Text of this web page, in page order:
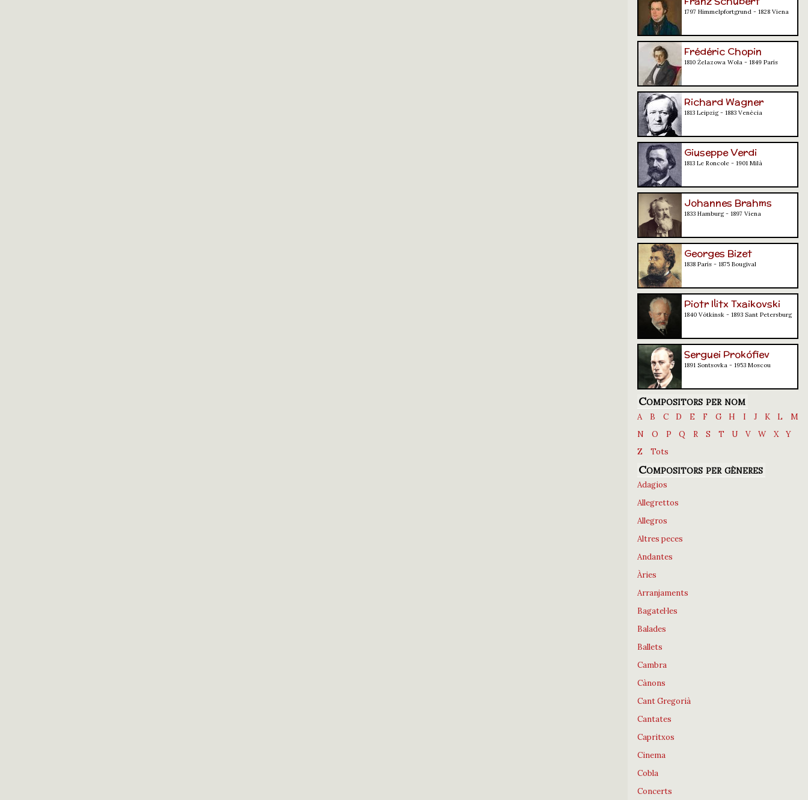
1797 Himmelpfortgrund - 1828 Viena
Frédéric Chopin
1810 Żelazowa Wola - 1849 París
Richard Wagner
1813 Leipzig - 1883 Venècia
Giuseppe Verdi
1813 Le Roncole - 1901 Milà
Johannes Brahms
1833 Hamburg - 1897 Viena
Georges Bizet
1838 París - 1875 Bougival
Piotr Ilitx Txaikovski
1840 Vótkinsk - 1893 Sant Petersburg
Serguei Prokófiev
1891 Sontsovka - 1953 Moscou
Compositors per nom
A B C D E F G H I J K L
M
N
O P Q R S T U V W X
Y
Z
Tots
Compositors per gèneres
Adagios
Allegrettos
Allegros
Altres peces
Andantes
Àries
Arranjaments
Bagatel·les
Balades
Ballets
Cambra
Cànons
Cant Gregorià
Cantates
Capritxos
Cinema
Cobla
Concerts